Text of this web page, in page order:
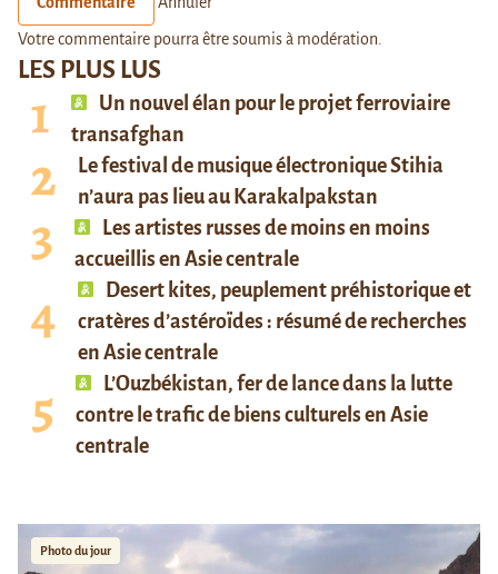
LES PLUS LUS
Un nouvel élan pour le projet ferroviaire
transafghan
Le festival de musique électronique Stihia
n’aura pas lieu au Karakalpakstan
Les artistes russes de moins en moins
accueillis en Asie centrale
Desert kites, peuplement préhistorique et
cratères d’astéroïdes : résumé de recherches
en Asie centrale
L’Ouzbékistan, fer de lance dans la lutte
contre le trafic de biens culturels en Asie
centrale
Photo du jour
Votre commentaire pourra être soumis à modération.